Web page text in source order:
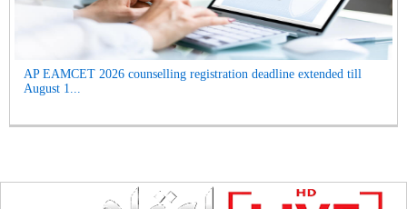
AP EAMCET 2026 counselling registration deadline extended till
August 1...